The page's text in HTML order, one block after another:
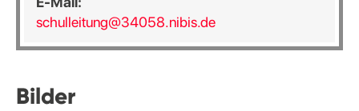
schulleitung@34058.nibis.de
Bilder